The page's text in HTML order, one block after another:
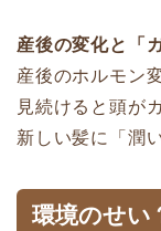
産後の変化と「
産後のホルモン
見続けると頭が
新しい髪に「潤
環境のせい